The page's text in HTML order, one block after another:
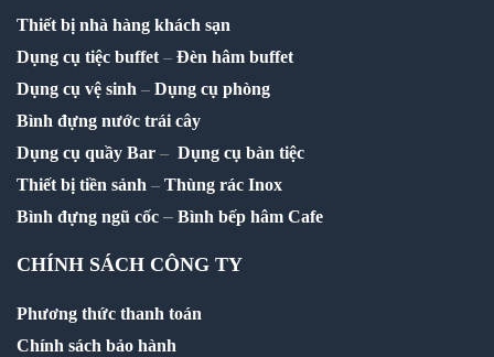
Thiết bị nhà hàng khách sạn
Dụng cụ tiệc buffet – Đèn hâm buffet
Dụng cụ vệ sinh – Dụng cụ phòng
Bình đựng nước trái cây
Dụng cụ quầy Bar – Dụng cụ bàn tiệc
Thiết bị tiền sảnh – Thùng rác Inox
Bình đựng ngũ cốc – Bình bếp hâm Cafe
CHÍNH SÁCH CÔNG TY
Phương thức thanh toán
Chính sách bảo hành